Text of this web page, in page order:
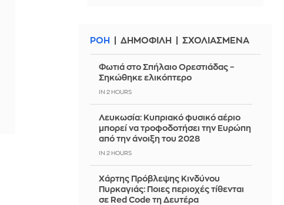
ΡΟΗ ΔΗΜΟΦΙΛΗ ΣΧΟΛΙΑΣΜΕΝΑ
Φωτιά στο Σπήλαιο Ορεστιάδας –
Σηκώθηκε ελικόπτερο
IN 2 HOURS
Λευκωσία: Κυπριακό φυσικό αέριο
μπορεί να τροφοδοτήσει την Ευρώπη
από την άνοιξη του 2028
IN 2 HOURS
Χάρτης Πρόβλεψης Κινδύνου
Πυρκαγιάς: Ποιες περιοχές τίθενται
σε Red Code τη Δευτέρα